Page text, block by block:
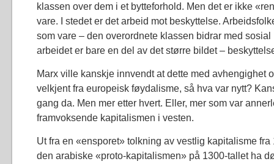
klassen over dem i et bytteforhold. Men det er ikke
vare. I stedet er det arbeid mot beskyttelse.
som vare – den overordnete klassen bidrar med
arbeidet er bare en del av det større bildet –
Marx ville kanskje innvendt at dette med avhengighet
velkjent fra europeisk føydalisme, så hva var nytt?
gang da. Men mer etter hvert. Eller, mer som var
framvoksende kapitalismen i vesten.
Ut fra en «ensporet» tolkning av vestlig kapitalisme fra
den arabiske «proto-kapitalismen» på 1300-tallet ha